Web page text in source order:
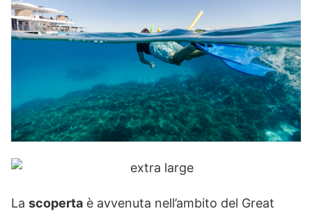
La scoperta è avvenuta nell’ambito del Great